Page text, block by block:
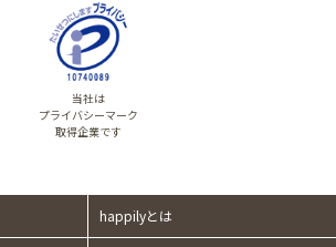
当社は
プライバシーマーク
取得企業です
happilyとは